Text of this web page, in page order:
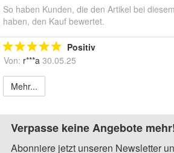
So haben Kunden, die den Artikel bei
haben, den Kauf bewertet.
Positiv
Von: r***a 30.05.25
Mehr...
Verpasse keine Angebote
Abonniere jetzt unseren Newsletter